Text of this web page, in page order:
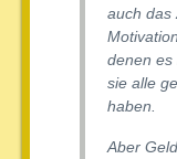
auch das
denen es
sie alle
haben.
Aber